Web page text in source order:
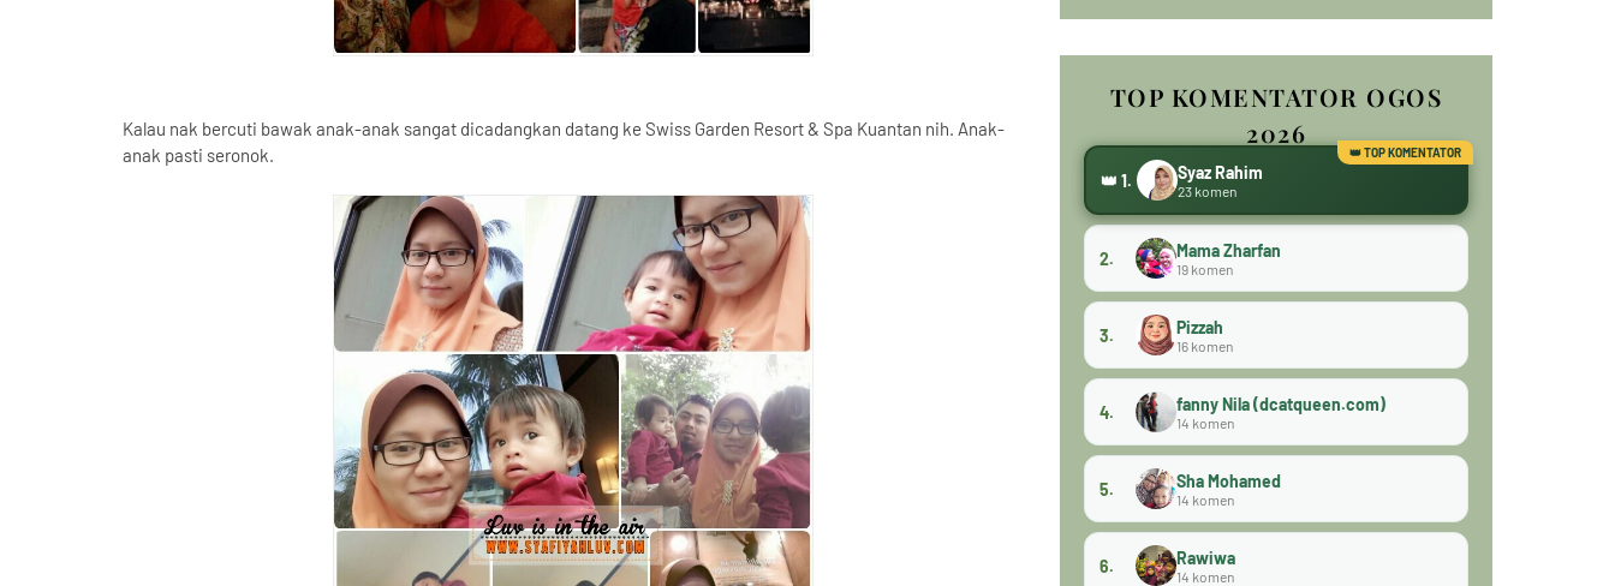
Kalau nak bercuti bawak anak-anak sangat dicadangkan datang ke Swiss Garden Resort & Spa Kuantan nih. Anak-
anak pasti seronok.
TOP KOMENTATOR OGOS
2026
👑 1. Syaz Rahim
23 komen
2. Mama Zharfan
19 komen
3. Pizzah
16 komen
4. fanny Nila (dcatqueen.com)
14 komen
5. Sha Mohamed
14 komen
6. Rawiwa
14 komen